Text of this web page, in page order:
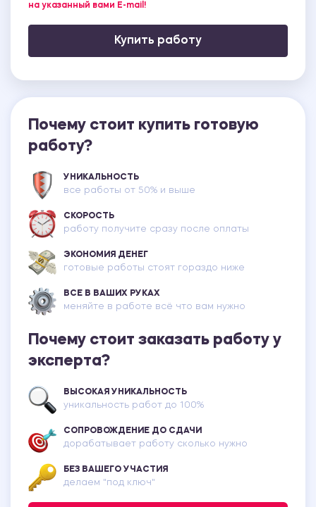
на указанный вами E-mail!
Купить работу
Почему стоит купить готовую
работу?
УНИКАЛЬНОСТЬ
все работы от 50% и выше
СКОРОСТЬ
работу получите сразу после оплаты
ЭКОНОМИЯ ДЕНЕГ
готовые работы стоят гораздо ниже
ВСЕ В ВАШИХ РУКАХ
меняйте в работе всё что вам нужно
Почему стоит заказать работу у
эксперта?
ВЫСОКАЯ УНИКАЛЬНОСТЬ
уникальность работ до 100%
СОПРОВОЖДЕНИЕ ДО СДАЧИ
дорабатывает работу сколько нужно
БЕЗ ВАШЕГО УЧАСТИЯ
делаем "под ключ"